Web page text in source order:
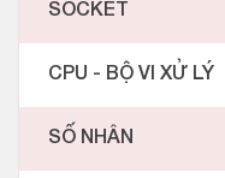
SOCKET
CPU - BỘ VI XỬ LÝ
SỐ NHÂN